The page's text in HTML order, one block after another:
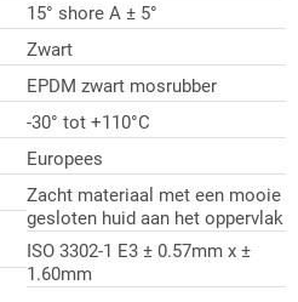
15° shore A ± 5°
Zwart
EPDM zwart mosrubber
-30° tot +110°C
Europees
Zacht materiaal met een mooie
gesloten huid aan het oppervlak
ISO 3302-1 E3 ± 0.57mm x ±
1.60mm